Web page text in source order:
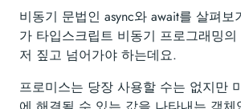
비동기 문법인 async와 await를 살펴
가 타입스크립트 비동기 프로그래밍
저 짚고 넘어가야 하는데요.
프로미스는 당장 사용할 수는 없지만